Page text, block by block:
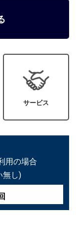
サービス
用の場合
無し)